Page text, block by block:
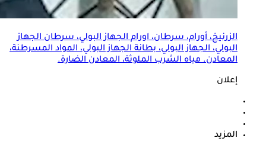
الزرنيخ، أورام، سرطان، اورام الجهاز البولي، سرطان الجهاز
البولي، الجهاز البولي، بطانة الجهاز البولي، المواد المسرطنة،
المعادن. مياه الشرب الملوثة، المعادن الضارة.
إعلان
المزيد